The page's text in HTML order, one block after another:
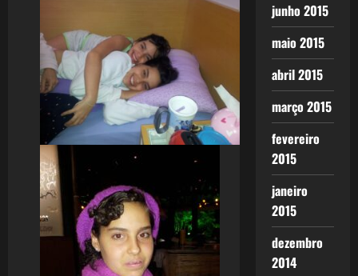
junho 2015
maio 2015
abril 2015
março 2015
fevereiro
2015
janeiro
2015
dezembro
2014